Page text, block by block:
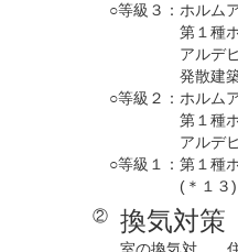
○等級３：ホルム
第１種
アルデ
発散建
○等級２：ホルム
第１種
アルデ
○等級１：第１種
(＊１３)
②
換気対策